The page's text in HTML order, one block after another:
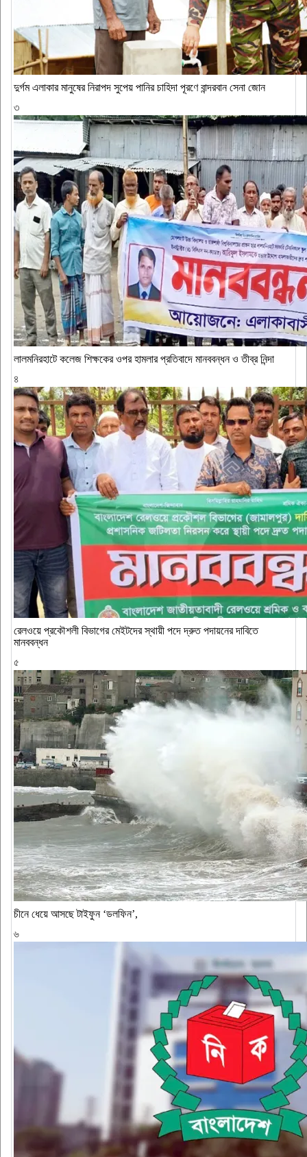
দুর্গম এলাকার মানুষের নিরাপদ সুপেয় পানির চাহিদা পূরণে বান্দরবান সেনা জোন
৩
‎লালমনিরহাটে কলেজ শিক্ষকের ওপর হামলার প্রতিবাদে মানববন্ধন ও তীব্র নিন্দা
৪
রেলওয়ে প্রকৌশলী বিভাগের মেইটদের স্থায়ী পদে দ্রুত পদায়নের দাবিতে
মানববন্ধন
৫
চীনে ধেয়ে আসছে টাইফুন ‘ডলফিন’,
৬